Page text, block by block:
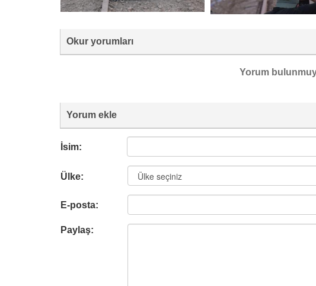
Okur yorumları
Yorum
Yorum ekle
İsim:
Ülke:
E-posta:
Paylaş: